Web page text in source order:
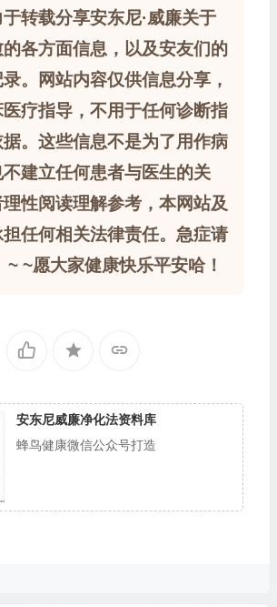
转载分享安东尼·威廉关于
各方面信息，以及安友们的
。网站内容仅供信息分享，
疗指导，不用于任何诊断指
。这些信息不是为了用作病
建立任何患者与医生的关
性阅读理解参考，本网站及
任何相关法律责任。急症请
~ ~愿大家健康快乐平安哈！
安东尼威廉净化法资料库
蜂鸟健康微信公众号打造